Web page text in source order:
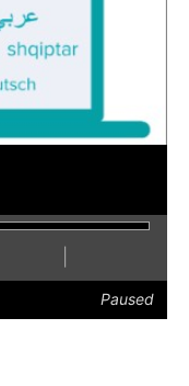
FasterSlower
full
screen
Paused